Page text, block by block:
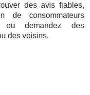
des avis fiables,
de consommateurs
ou demandez des
des voisins.